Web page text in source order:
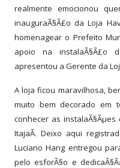
realmente emocionou
inauguraÃ§Ã£o da Loja
homenagear o Prefeito
apoio na instalaÃ§Ã£o
apresentou a Gerente da
A loja ficou maravilhosa,
muito bem decorado em
conhecer as
ItajaÃ­. Deixo aqui
Luciano Hang entregou
pelo esforÃ§o e